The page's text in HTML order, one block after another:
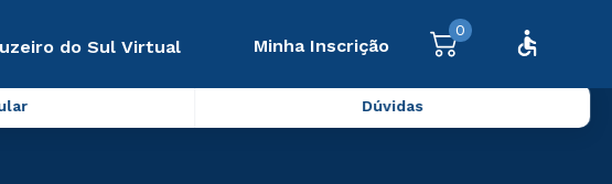
do Sul Virtual Minha Inscrição
0
Dúvidas